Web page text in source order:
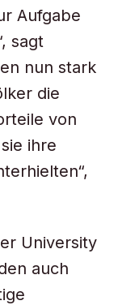
Aufgabe
sagt
nun stark
die
von
ihre
University
auch